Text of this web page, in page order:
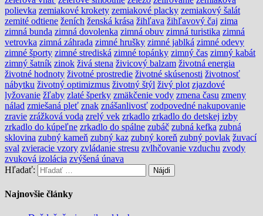
polievka zemiakové krokety zemiakové placky zemiakový šalát
zemité odtiene ženích ženská krása žihľava žihľavový čaj zima
zimná bunda zimná dovolenka zimná obuv zimná turistika zimná
vetrovka zimná záhrada zimné hrušky zimné jablká zimné odevy
zimné športy zimné strediská zimné topánky zimný čas zimný kabát
zimný šatník zinok živá stena živicový balzam životná energia
životné hodnoty životné prostredie životné skúsenosti životnosť
nábytku životný optimizmus životný štýl živý plot zjazdové
lyžovanie žľaby zlaté šperky zmäkčenie vody zmena času zmeny
nálad zmiešaná pleť znak znášanlivosť zodpovedné nakupovanie
zravie zrážková voda zrelý vek zrkadlo zrkadlo do detskej izby
zrkadlo do kúpeľne zrkadlo do spálne zubáč zubná kefka zubná
sklovina zubný kameň zubný kaz zubný koreň zubný povlak žuvací
sval zvieracie vzory zvládanie stresu zvlhčovanie vzduchu zvody
zvuková izolácia zvýšená únava
Hľadať:
Najnovšie články